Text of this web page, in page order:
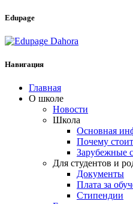
Edupage
Навигация
Главная
О школе
Новости
Школа
Основная
Почему
Зарубежные
Для студентов и
Документы
Плата за
Стипендии